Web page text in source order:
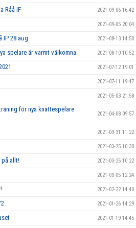
Råå IF 2021-09-06 16:42
2021-09-05 20:04
IP 28 aug 2021-08-13 14:50
spelare är varmt välkomna 2021-08-10 10:52
2021-07-12 19:01
2021-07-11 19:47
2021-05-03 21:58
för nya knattespelare
2021-04-08 09:57
2021-03-31 11:22
2021-03-25 10:30
på allt! 2021-03-25 10:22
2021-03-05 12:24
2021-02-22 14:40
2021-01-26 14:29
2021-01-19 14:45